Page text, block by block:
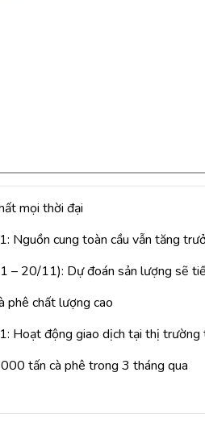
mọi thời đại
Nguồn cung toàn cầu vẫn tăng
– 20/11): Dự đoán sản lượng sẽ
phê chất lượng cao
Hoạt động giao dịch tại thị trường
tấn cà phê trong 3 tháng qua